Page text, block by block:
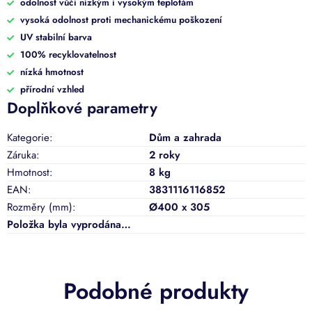
vysoká odolnost proti mechanickému poškození
UV stabilní barva
100% recyklovatelnost
nízká hmotnost
přírodní vzhled
Doplňkové parametry
Kategorie:
Dům a zahrada
Záruka:
2 roky
Hmotnost:
8 kg
EAN:
3831116116852
Rozměry (mm):
Ø400 x 305
Položka byla vyprodána…
Podobné produkty